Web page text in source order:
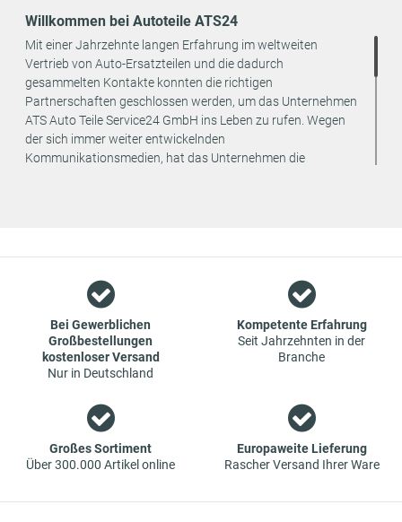
Willkommen bei Autoteile ATS24
Mit einer Jahrzehnte langen Erfahrung im weltweiten
Vertrieb von Auto-Ersatzteilen und die dadurch
gesammelten Kontakte konnten die richtigen
Partnerschaften geschlossen werden, um das Unternehmen
ATS Auto Teile Service24 GmbH ins Leben zu rufen. Wegen
der sich immer weiter entwickelnden
Kommunikationsmedien, hat das Unternehmen die
Einzelhandels für Fahrzeug-Ersatzteile. Die Konzentration
liegt bei Verschleißteilen - wir bieten Original-Ersatzteile und
Marken-Ersatzteile von Erstausrüstern zu absoluten Top-
Konditionen an. Dies bedeutet aber auch, dass wenn Sie mal
das gewünschte Ersatzteil in unseren online-Angeboten
nicht finden, Sie uns gerne kontaktieren können. Sie können
garantiert günstigen Preisen.
Bei Gewerblichen
Großbestellungen
kostenloser Versand
Nur in Deutschland
Kompetente Erfahrung
Seit Jahrzehnten in der
Branche
Großes Sortiment
Über 300.000 Artikel online
Europaweite Lieferung
Rascher Versand Ihrer Ware